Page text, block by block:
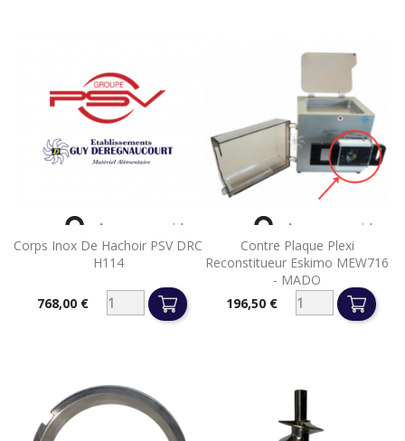
Corps Inox De Hachoir PSV DRC
H114
Prix768,00 €
 Aperçu rapide
Contre Plaque Plexi
Reconstitueur Eskimo MEW716
- MADO
Prix196,50 €
 Aperçu rapide